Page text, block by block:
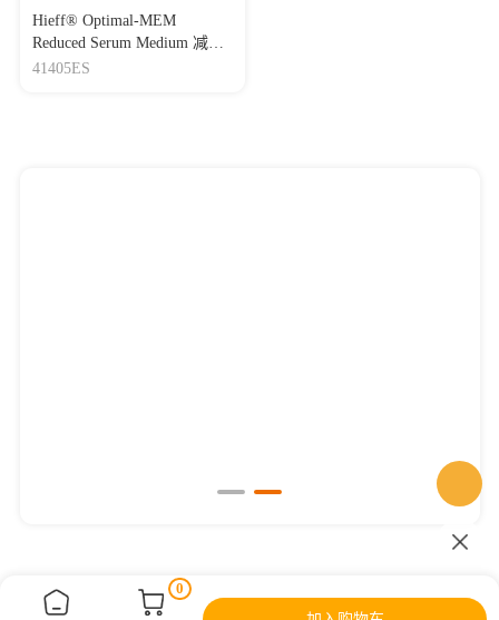
Hieff® Optimal-MEM
Reduced Serum Medium 减血
清培养基(转染专用，含酚红)
41405ES
0